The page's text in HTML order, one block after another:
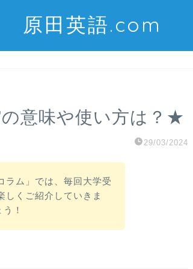
原田英語.com
意味や使い方は？★
29/03/2024
ラム」では、毎回大学受
しくご紹介していきま
！